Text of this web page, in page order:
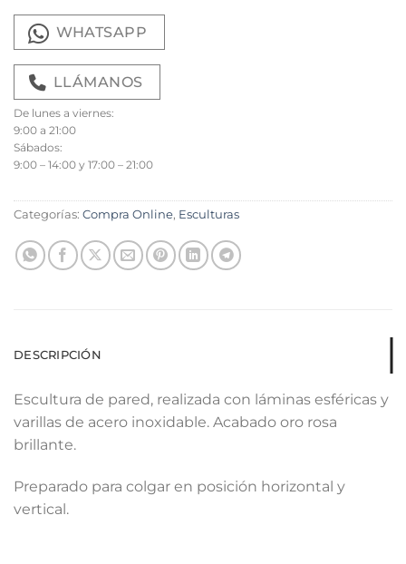
WHATSAPP
LLÁMANOS
De lunes a viernes:
9:00 a 21:00
Sábados:
9:00 – 14:00 y 17:00 – 21:00
Categorías: Compra Online, Esculturas
DESCRIPCIÓN
Escultura de pared, realizada con láminas esféricas y
varillas de acero inoxidable. Acabado oro rosa
brillante.
Preparado para colgar en posición horizontal y
vertical.